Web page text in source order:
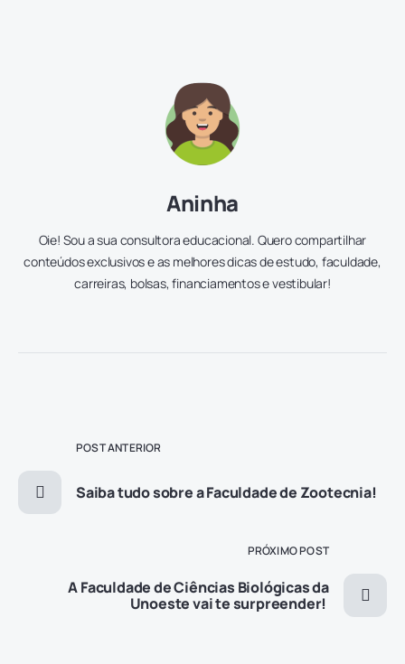
Aninha
Oie! Sou a sua consultora educacional. Quero compartilhar
conteúdos exclusivos e as melhores dicas de estudo, faculdade,
carreiras, bolsas, financiamentos e vestibular!
POST ANTERIOR
Saiba tudo sobre a Faculdade de Zootecnia!
PRÓXIMO POST
A Faculdade de Ciências Biológicas da
Unoeste vai te surpreender!